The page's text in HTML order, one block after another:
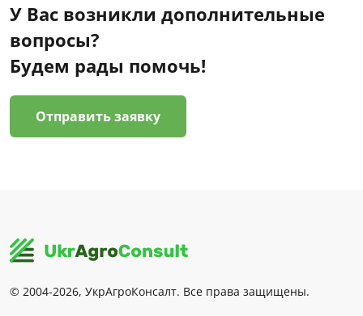
У Вас возникли дополнительные
вопросы?
Будем рады помочь!
Отправить заявку
© 2004-2026, УкрАгроКонсалт. Все права защищены.